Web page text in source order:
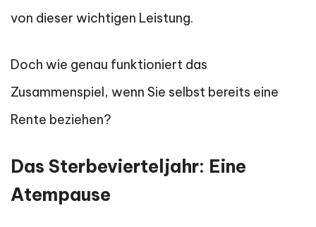
von dieser wichtigen Leistung.
Doch wie genau funktioniert das
Zusammenspiel, wenn Sie selbst bereits eine
Rente beziehen?
Das Sterbevierteljahr: Eine
Atempause